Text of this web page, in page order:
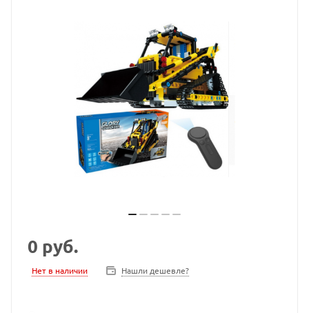
0 руб.
Нет в наличии Нашли дешевле?